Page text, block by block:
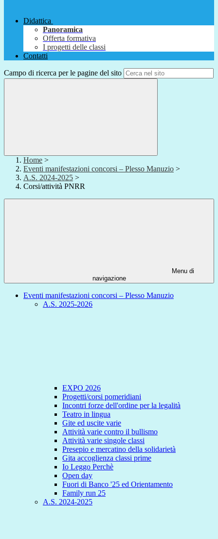
Didattica
Panoramica
Offerta formativa
I progetti delle classi
Contatti
Campo di ricerca per le pagine del sito
Home >
Eventi manifestazioni concorsi – Plesso Manuzio >
A.S. 2024-2025 >
Corsi/attività PNRR
Menu di
navigazione
Eventi manifestazioni concorsi – Plesso Manuzio
A.S. 2025-2026
EXPO 2026
Progetti/corsi pomeridiani
Incontri forze dell'ordine per la legalità
Teatro in lingua
Gite ed uscite varie
Attività varie contro il bullismo
Attività varie singole classi
Presepio e mercatino della solidarietà
Gita accoglienza classi prime
Io Leggo Perchè
Open day
Fuori di Banco '25 ed Orientamento
Family run 25
A.S. 2024-2025